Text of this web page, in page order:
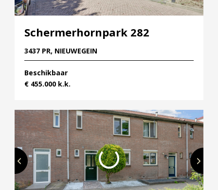
Schermerhornpark 282
3437 PR, NIEUWEGEIN
Beschikbaar
€ 455.000 k.k.